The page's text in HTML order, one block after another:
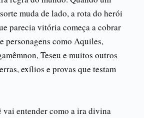
muda de lado, a rota do herói
parecia vitória começa a cobrar
personagens como Aquiles,
Teseu e muitos outros
exílios e provas que testam
vai entender como a ira divina